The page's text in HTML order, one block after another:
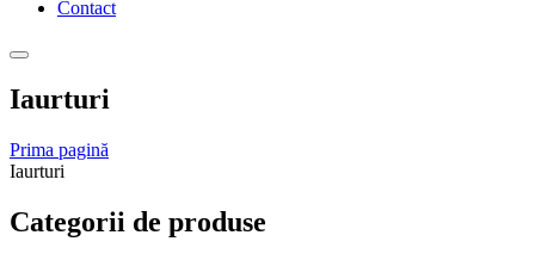
Contact
Iaurturi
Prima pagină
Iaurturi
Categorii de produse